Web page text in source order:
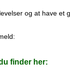
og at have et
finder her: